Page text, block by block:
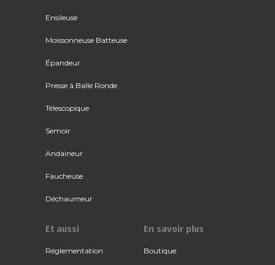
Ensileuse
Moissonneuse Batteuse
Épandeur
Presse à Balle Ronde
Télescopique
Semoir
Andaineur
Faucheuse
Déchaumeur
Et aussi
Réglementation
En savoir plus
Boutique